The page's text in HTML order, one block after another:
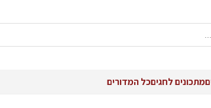
מתכונים לחגיםכל המדורים